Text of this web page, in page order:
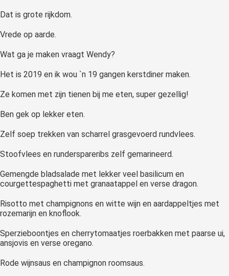
Dat is grote rijkdom.
Vrede op aarde.
Wat ga je maken vraagt Wendy?
Het is 2019 en ik wou `n 19 gangen kerstdiner maken.
Ze komen met zijn tienen bij me eten, super gezellig!
Ben gek op lekker eten.
Zelf soep trekken van scharrel grasgevoerd rundvlees.
Stoofvlees en runderspareribs zelf gemarineerd.
Gemengde bladsalade met lekker veel basilicum en
courgettespaghetti met granaatappel en verse dragon.
Risotto met champignons en witte wijn en aardappeltjes met
rozemarijn en knoflook.
Sperzieboontjes en cherrytomaatjes roerbakken met paarse ui,
ansjovis en verse oregano.
Rode wijnsaus en champignon roomsaus.